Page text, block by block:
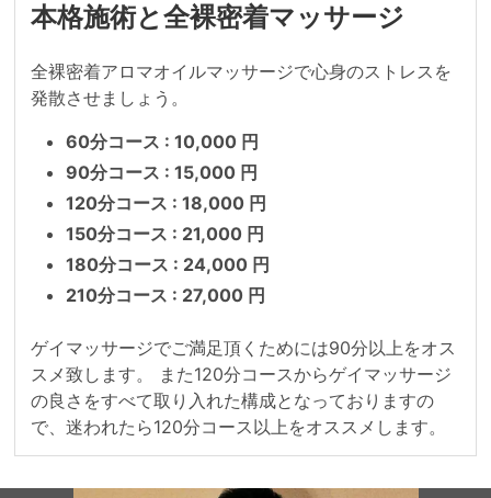
本格施術と全裸密着マッサージ
全裸密着アロマオイルマッサージで心身のストレスを
発散させましょう。
60分コース : 10,000 円
90分コース : 15,000 円
120分コース : 18,000 円
150分コース : 21,000 円
180分コース : 24,000 円
210分コース : 27,000 円
ゲイマッサージでご満足頂くためには90分以上をオス
スメ致します。 また120分コースからゲイマッサージ
の良さをすべて取り入れた構成となっておりますの
で、迷われたら120分コース以上をオススメします。